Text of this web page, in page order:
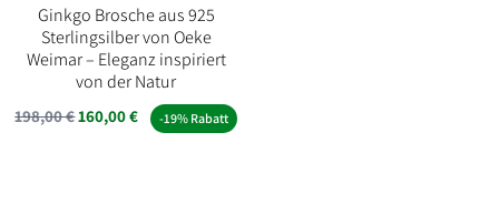
Ginkgo Brosche aus 925
Sterlingsilber von Oeke
Weimar – Eleganz inspiriert
von der Natur
198,00€Ursprünglicher
160,00€Aktueller
-19% Rabatt